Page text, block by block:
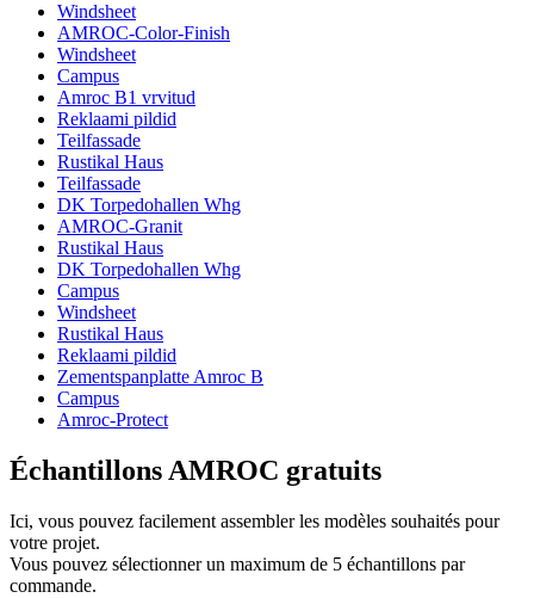
Windsheet
AMROC-Color-Finish
Windsheet
Campus
Amroc B1 vrvitud
Reklaami pildid
Teilfassade
Rustikal Haus
Teilfassade
DK Torpedohallen Whg
AMROC-Granit
Rustikal Haus
DK Torpedohallen Whg
Campus
Windsheet
Rustikal Haus
Reklaami pildid
Zementspanplatte Amroc B
Campus
Amroc-Protect
Échantillons AMROC gratuits
Ici, vous pouvez facilement assembler les modèles souhaités pour
votre projet.
Vous pouvez sélectionner un maximum de 5 échantillons par
commande.